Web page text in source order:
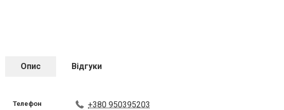
Опис Відгуки
Телефон +380 950395203